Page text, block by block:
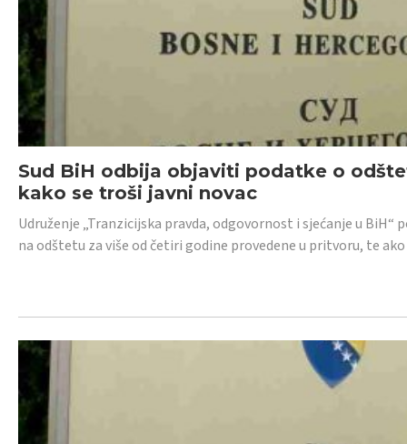
Sud BiH odbija objaviti podatke o
kako se troši javni novac
Udruženje „Tranzicijska pravda, odgovornost i sjećanje u
na odštetu za više od četiri godine provedene u pritvoru, te